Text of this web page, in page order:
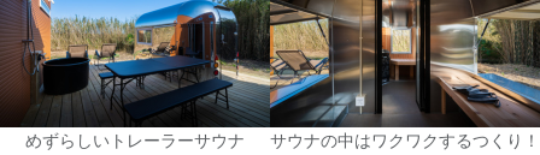
めずらしいトレーラーサウナ サウナの中はワクワクするつくり！